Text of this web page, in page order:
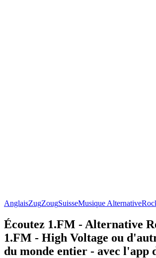
AnglaisZugZougSuisseMusique Alternative
Écoutez 1.FM - Alternative
1.FM - High Voltage ou
du monde entier - avec l'app